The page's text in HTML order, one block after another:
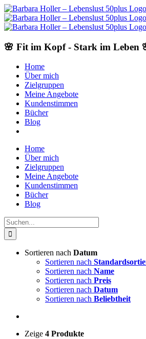
Skip
to
content
🌸 Fit im Kopf - Stark im Leben
Home
Über mich
Zielgruppen
Meine Angebote
Kundenstimmen
Bücher
Blog
Home
Über mich
Zielgruppen
Meine Angebote
Kundenstimmen
Bücher
Blog
Suche
nach:
Sortieren nach Datum
Sortieren nach
Sortieren nach Name
Sortieren nach Preis
Sortieren nach Datum
Sortieren nach Beliebtheit
Zeige 4 Produkte